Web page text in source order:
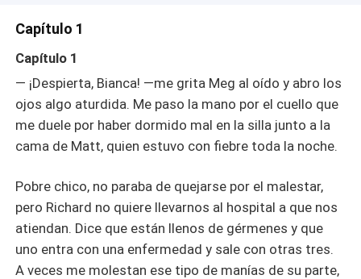
todos.
Capítulo 1
Capítulo 1
― ¡Despierta, Bianca! ―me grita Meg al oído y abro los
ojos algo aturdida. Me paso la mano por el cuello que
me duele por haber dormido mal en la silla junto a la
cama de Matt, quien estuvo con fiebre toda la noche.
Pobre chico, no paraba de quejarse por el malestar,
pero Richard no quiere llevarnos al hospital a que nos
atiendan. Dice que están llenos de gérmenes y que
uno entra con una enfermedad y sale con otras tres.
A veces me molestan ese tipo de manías de su parte,